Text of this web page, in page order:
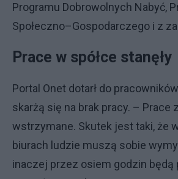
Programu Dobrowolnych Nabyć,
Społeczno–Gospodarczego i z
Prace w spółce stanęły
Portal Onet dotarł do
skarżą się na brak pracy. – Prace
wstrzymane. Skutek jest taki, że
biurach ludzie muszą sobie
inaczej przez osiem godzin będą